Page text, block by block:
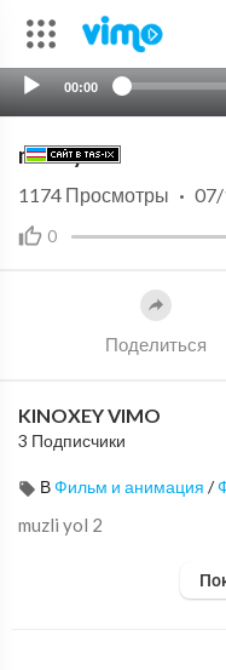
00:00
muzli yol 2
0
1174 Просмотры ·
Поделиться
KINOXEY VIMO
3 Подписчики
ВФильм и анимация /
⁣muzli yol 2